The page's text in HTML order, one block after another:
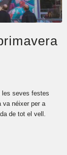
les seves festes
va néixer per a
de tot el vell.